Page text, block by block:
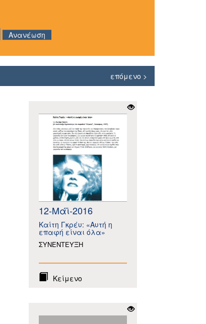
επόμενο >
12-Μάϊ-2016
Καίτη Γκρέυ: «Αυτή η
επαφή είναι όλα»
ΣΥΝΕΝΤΕΥΞΗ
Κείμενο